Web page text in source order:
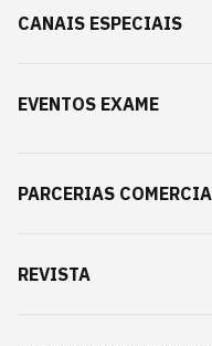
CANAIS ESPECIAIS
EVENTOS EXAME
PARCERIAS
REVISTA